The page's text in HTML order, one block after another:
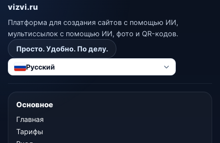
vizvi.ru
Платформа для создания сайтов с помощью ИИ,
мультиссылок с помощью ИИ, фото и QR-кодов.
Просто. Удобно. По делу.
Русский
Основное
Главная
Тарифы